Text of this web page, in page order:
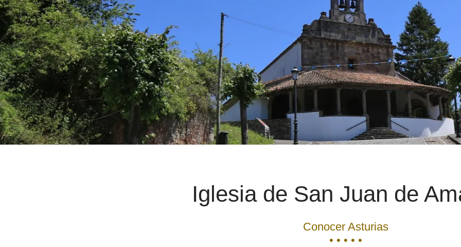
Iglesia de San Juan de
Conocer Asturias
• • • • •